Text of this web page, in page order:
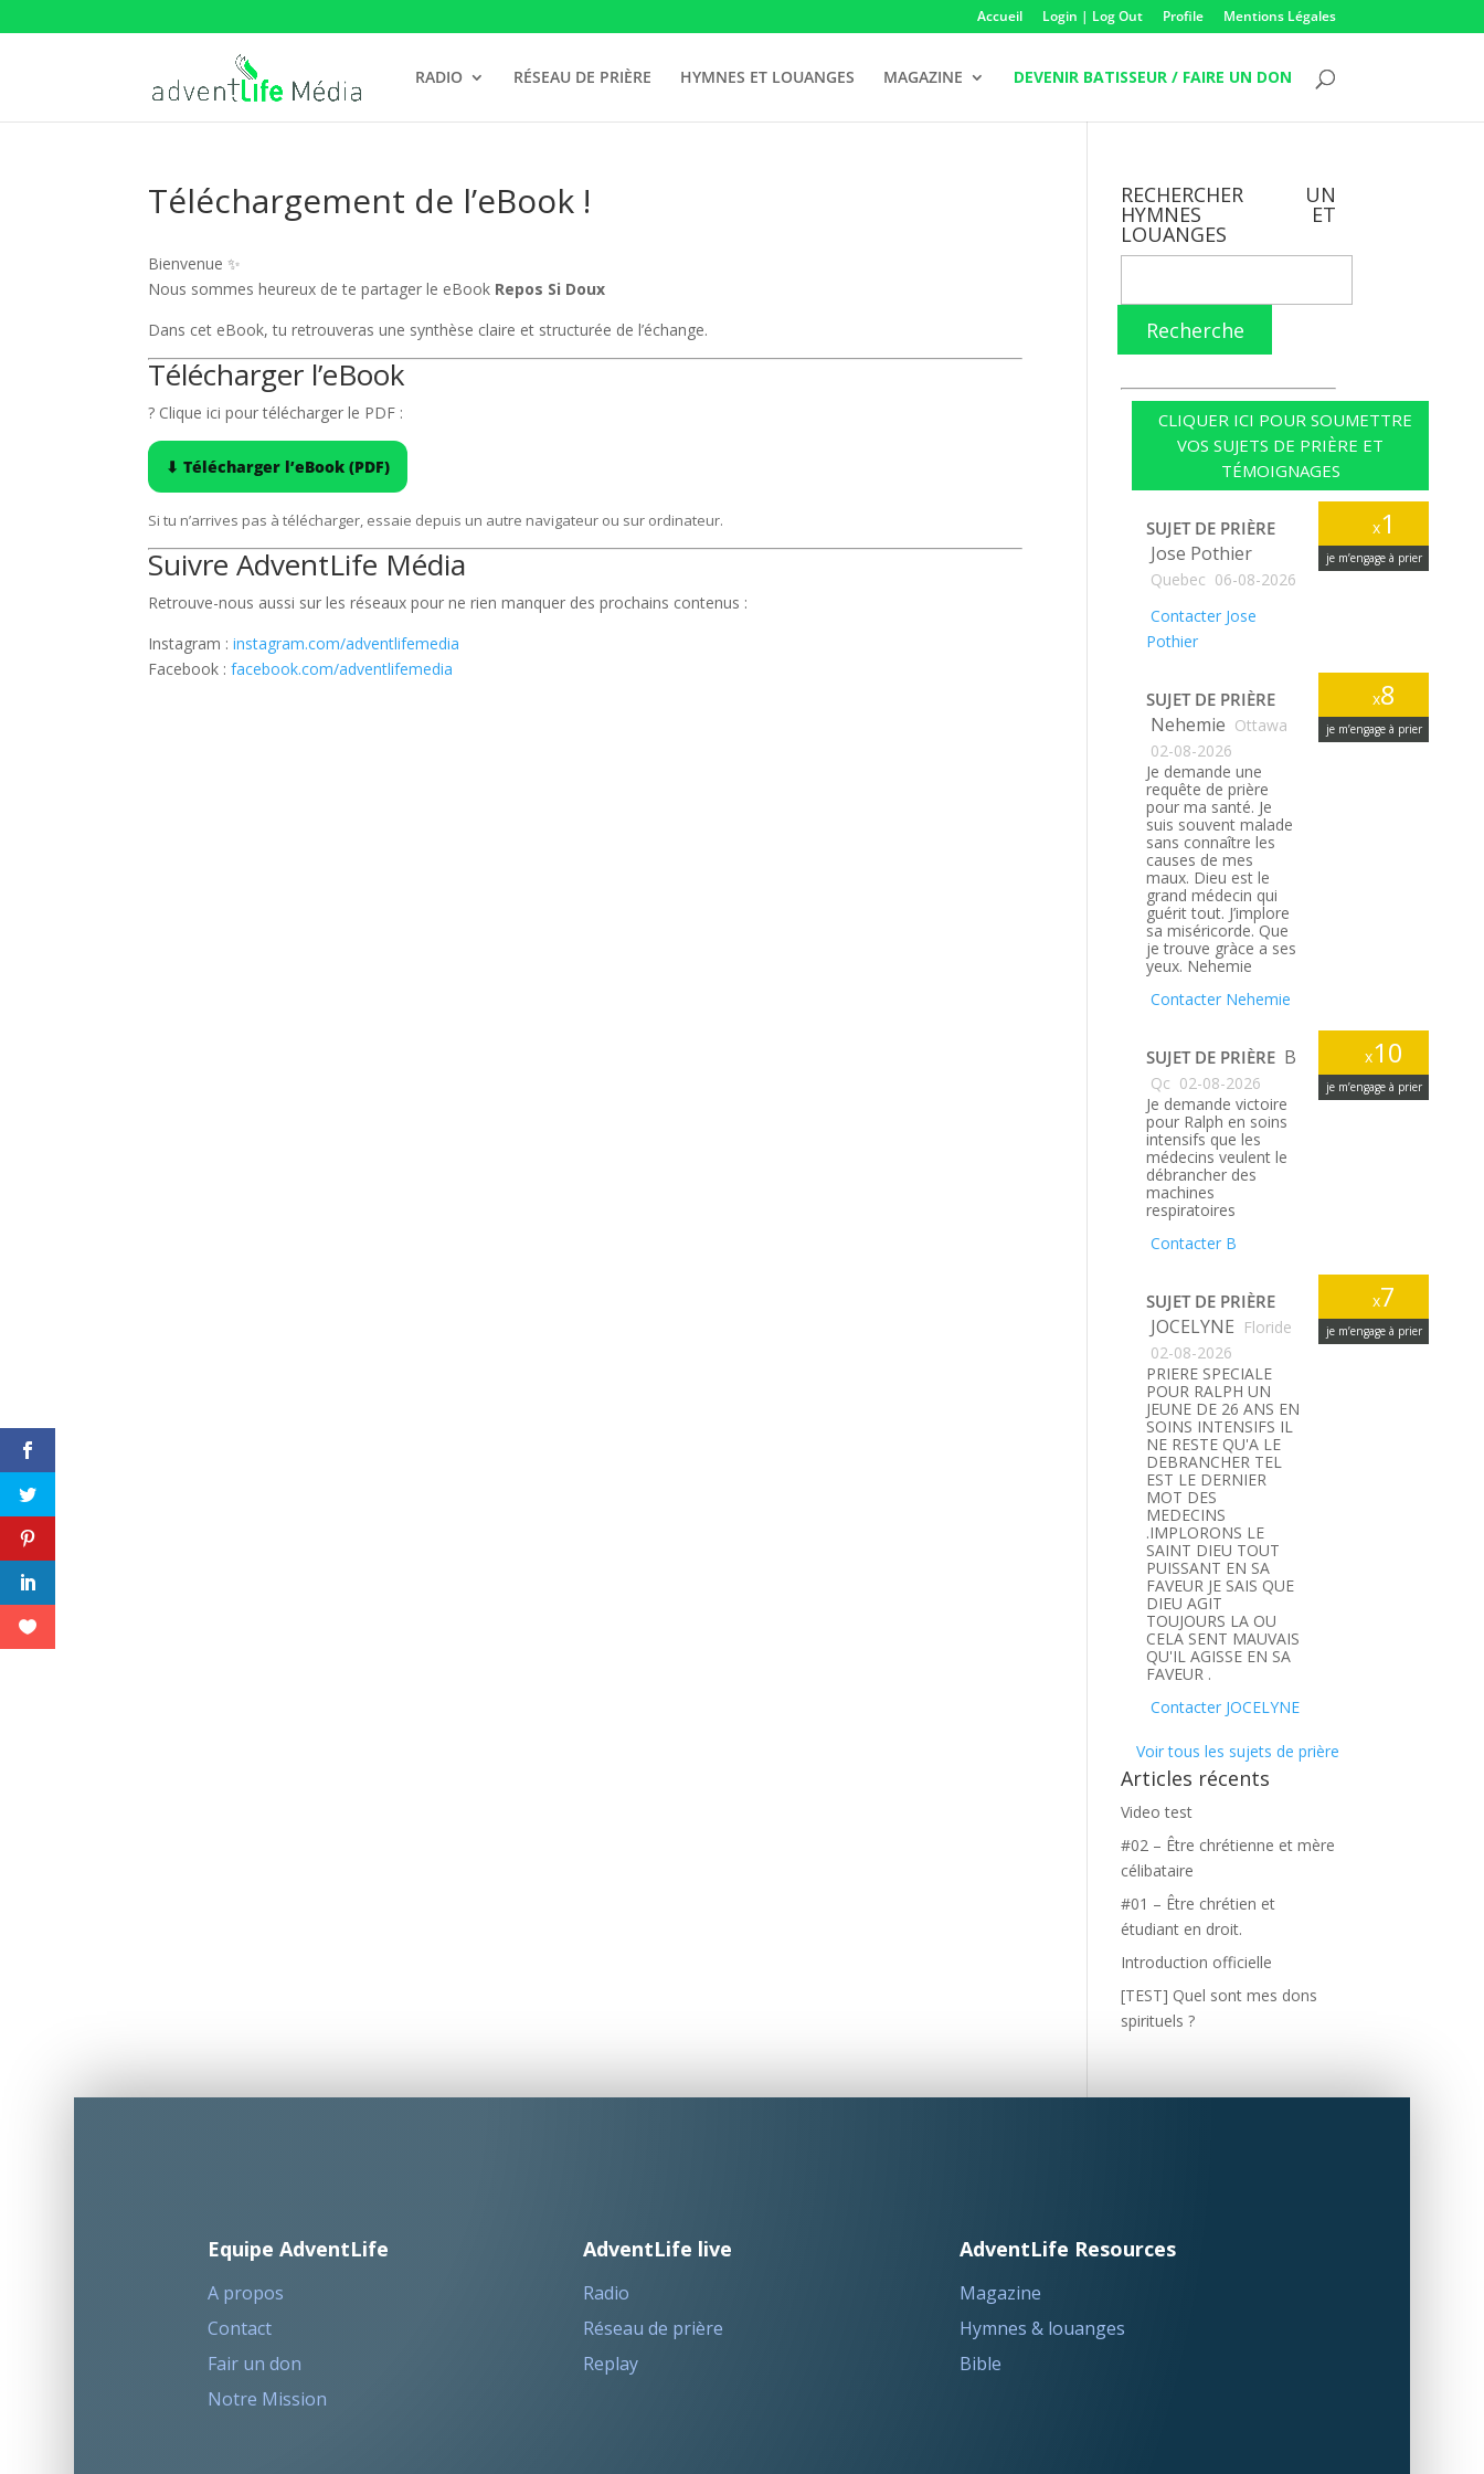
Accueil Login | Log Out Profile Mentions Légales
RADIO RÉSEAU DE PRIÈRE HYMNES ET LOUANGES MAGAZINE DEVENIR BATISSEUR / FAIRE UN DON
Téléchargement de l’eBook !
Bienvenue ✨
Nous sommes heureux de te partager le eBook Repos Si Doux
Dans cet eBook, tu retrouveras une synthèse claire et structurée de l’échange.
Télécharger l’eBook
? Clique ici pour télécharger le PDF :
⬇ Télécharger l’eBook (PDF)
Si tu n’arrives pas à télécharger, essaie depuis un autre navigateur ou sur ordinateur.
Suivre AdventLife Média
Retrouve-nous aussi sur les réseaux pour ne rien manquer des prochains contenus :
Instagram :instagram.com/adventlifemedia
Facebook :facebook.com/adventlifemedia
RECHERCHER UN
HYMNES ET
LOUANGES
Recherche
CLIQUER ICI POUR SOUMETTRE
VOS SUJETS DE PRIÈRE ET
TÉMOIGNAGES
x1
je m’engage à prier
SUJET DE PRIÈRE
Jose Pothier
Quebec 06-08-2026
Contacter Jose
Pothier
x8
je m’engage à prier
SUJET DE PRIÈRE
Nehemie Ottawa
02-08-2026
Je demande une
requête de prière
pour ma santé. Je
suis souvent malade
sans connaître les
causes de mes
maux. Dieu est le
grand médecin qui
guérit tout. J’implore
sa miséricorde. Que
je trouve gràce a ses
yeux. Nehemie
Contacter Nehemie
x10
je m’engage à prier
SUJET DE PRIÈRE B
Qc 02-08-2026
Je demande victoire
pour Ralph en soins
intensifs que les
médecins veulent le
débrancher des
machines
respiratoires
Contacter B
x7
je m’engage à prier
SUJET DE PRIÈRE
JOCELYNE Floride
02-08-2026
PRIERE SPECIALE
POUR RALPH UN
JEUNE DE 26 ANS EN
SOINS INTENSIFS IL
NE RESTE QU'A LE
DEBRANCHER TEL
EST LE DERNIER
MOT DES
MEDECINS
.IMPLORONS LE
SAINT DIEU TOUT
PUISSANT EN SA
FAVEUR JE SAIS QUE
DIEU AGIT
TOUJOURS LA OU
CELA SENT MAUVAIS
QU'IL AGISSE EN SA
FAVEUR .
Contacter JOCELYNE
Voir tous les sujets de prière
Articles récents
Video test
#02 – Être chrétienne et mère
célibataire
#01 – Être chrétien et
étudiant en droit.
Introduction officielle
[TEST] Quel sont mes dons
spirituels ?
Equipe AdventLife
A propos
Contact
Fair un don
Notre Mission
AdventLife live
Radio
Réseau de prière
Replay
AdventLife Resources
Magazine
Hymnes & louanges
Bible